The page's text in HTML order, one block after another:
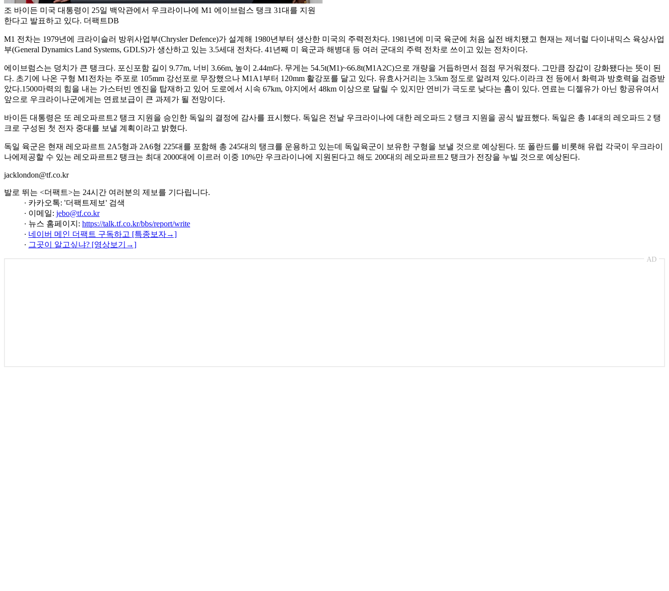
조 바이든 미국 대통령이 25일 백악관에서 우크라이나에 M1 에이브럼스 탱크 31대를 지원
한다고 발표하고 있다. 더팩트DB
M1 전차는 1979년에 크라이슬러 방위사업부(Chrysler Defence)가 설계해 1980년부터 생산한 미국의 주력전차다. 1981년에 미국 육군에 처음 실전 배치됐고 현재는 제너럴 다이내믹스 육상사업
부(General Dynamics Land Systems, GDLS)가 생산하고 있는 3.5세대 전차다. 41년째 미 육군과 해병대 등 여러 군대의 주력 전차로 쓰이고 있는 전차이다.
에이브럼스는 덩치가 큰 탱크다. 포신포함 길이 9.77m, 너비 3.66m, 높이 2.44m다. 무게는 54.5t(M1)~66.8t(M1A2C)으로 개량을 거듭하면서 점점 무거워졌다. 그만큼 장갑이 강화됐다는 뜻이 된
다. 초기에 나온 구형 M1전차는 주포로 105mm 강선포로 무장했으나 M1A1부터 120mm 활강포를 달고 있다. 유효사거리는 3.5km 정도로 알려져 있다.이라크 전 등에서 화력과 방호력을 검증받
았다.1500마력의 힘을 내는 가스터빈 엔진을 탑재하고 있어 도로에서 시속 67km, 야지에서 48km 이상으로 달릴 수 있지만 연비가 극도로 낮다는 흠이 있다. 연료는 디젤유가 아닌 항공유여서
앞으로 우크라이나군에게는 연료보급이 큰 과제가 될 전망이다.
바이든 대통령은 또 레오파르트2 탱크 지원을 승인한 독일의 결정에 감사를 표시했다. 독일은 전날 우크라이나에 대한 레오파드 2 탱크 지원을 공식 발표했다. 독일은 총 14대의 레오파드 2 탱
크로 구성된 첫 전자 중대를 보낼 계획이라고 밝혔다.
독일 육군은 현재 레오파르트 2A5형과 2A6형 225대를 포함해 총 245대의 탱크를 운용하고 있는데 독일육군이 보유한 구형을 보낼 것으로 예상된다. 또 폴란드를 비롯해 유럽 각국이 우크라이
나에제공할 수 있는 레오파르트2 탱크는 최대 2000대에 이르러 이중 10%만 우크라이나에 지원된다고 해도 200대의 레오파르트2 탱크가 전장을 누빌 것으로 예상된다.
jacklondon@tf.co.kr
발로 뛰는 <더팩트>는 24시간 여러분의 제보를 기다립니다.
· 카카오톡: '더팩트제보' 검색
· 이메일: jebo@tf.co.kr
· 뉴스 홈페이지: https://talk.tf.co.kr/bbs/report/write
· 네이버 메인 더팩트 구독하고 [특종보자→]
· 그곳이 알고싶냐? [영상보기→]
AD